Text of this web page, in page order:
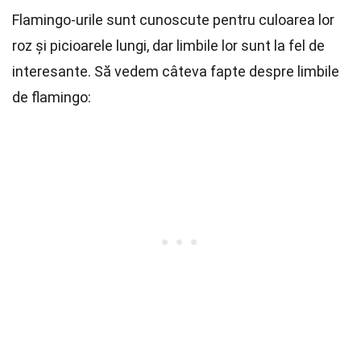
Flamingo-urile sunt cunoscute pentru culoarea lor
roz și picioarele lungi, dar limbile lor sunt la fel de
interesante. Să vedem câteva fapte despre limbile
de flamingo: